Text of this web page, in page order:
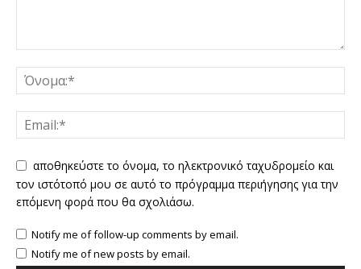
αποθηκεύστε το όνομα, το ηλεκτρονικό ταχυδρομείο και
τον ιστότοπό μου σε αυτό το πρόγραμμα περιήγησης για την
επόμενη φορά που θα σχολιάσω.
Notify me of follow-up comments by email.
Notify me of new posts by email.